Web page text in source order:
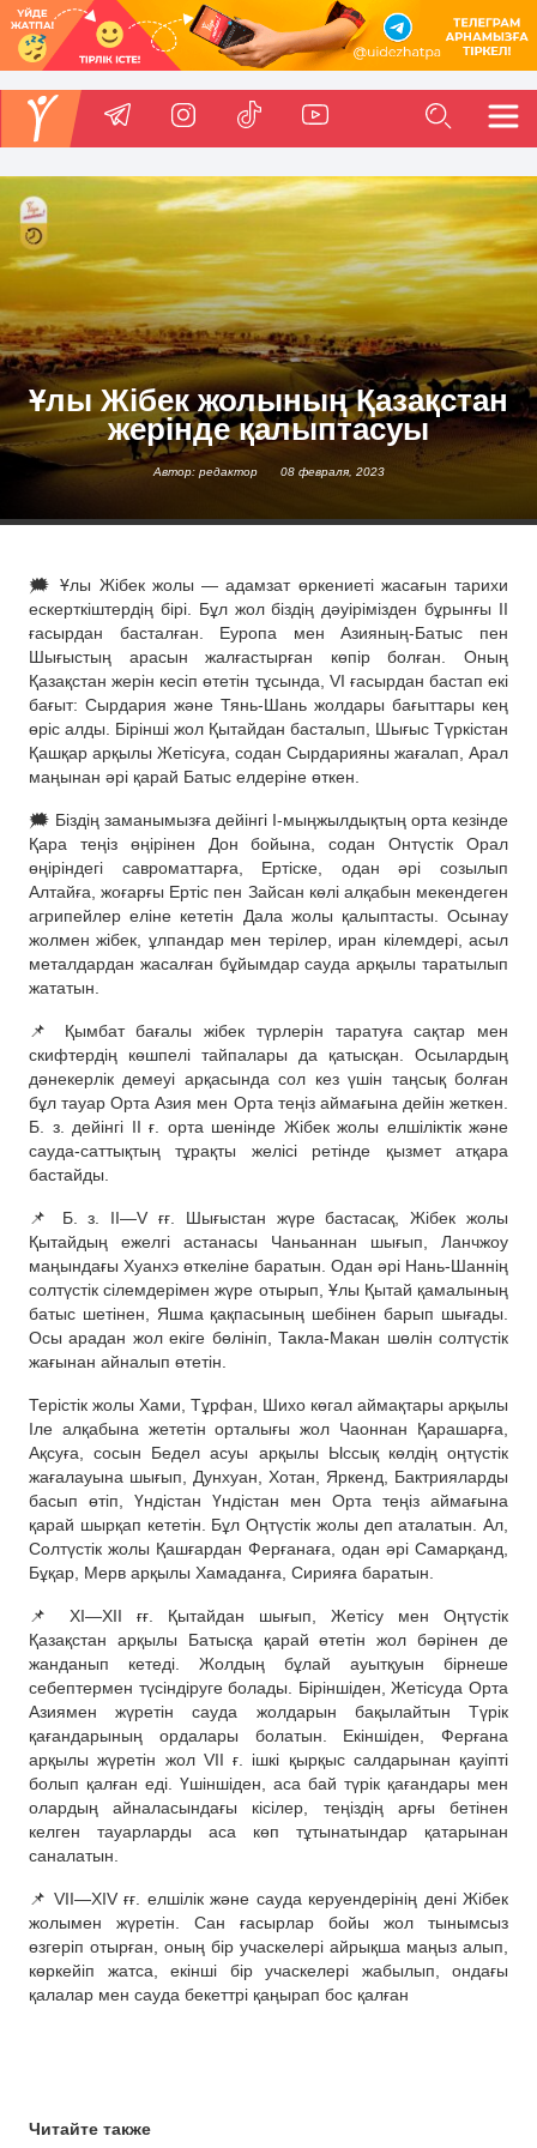
Ұлы Жібек жолының Қазақстан
жерінде қалыптасуы
Автор: редактор 08 февраля, 2023
🗯 Ұлы Жібек жолы — адамзат өркениеті жасағын тарихи
ескерткіштердің бірі. Бұл жол біздің дәуірімізден бұрынғы II
ғасырдан басталған. Еуропа мен Азияның-Батыс пен
Шығыстың арасын жалғастырған көпір болған. Оның
Қазақстан жерін кесіп өтетін тұсында, VI ғасырдан бастап екі
бағыт: Сырдария және Тянь-Шань жолдары бағыттары кең
өріс алды. Бірінші жол Қытайдан басталып, Шығыс Түркістан
Қашқар арқылы Жетісуға, содан Сырдарияны жағалап, Арал
маңынан әрі қарай Батыс елдеріне өткен.
🗯 Біздің заманымызға дейінгі І-мыңжылдықтың орта кезінде
Қара теңіз өңірінен Дон бойына, содан Онтүстік Орал
өңіріндегі савроматтарға, Ертіске, одан әрі созылып
Алтайға, жоғарғы Ертіс пен Зайсан көлі алқабын мекендеген
агрипейлер еліне кететін Дала жолы қалыптасты. Осынау
жолмен жібек, ұлпандар мен терілер, иран кілемдері, асыл
металдардан жасалған бұйымдар сауда арқылы таратылып
жататын.
📌 Қымбат бағалы жібек түрлерін таратуға сақтар мен
скифтердің көшпелі тайпалары да қатысқан. Осылардың
дәнекерлік демеуі арқасында сол кез үшін таңсық болған
бұл тауар Орта Азия мен Орта теңіз аймағына дейін жеткен.
Б. з. дейінгі II ғ. орта шенінде Жібек жолы елшіліктік және
сауда-саттықтың тұрақты желісі ретінде қызмет атқара
бастайды.
📌 Б. з. II—V ғғ. Шығыстан жүре бастасақ, Жібек жолы
Қытайдың ежелгі астанасы Чаньаннан шығып, Ланчжоу
маңындағы Хуанхэ өткеліне баратын. Одан әрі Нань-Шаннің
солтүстік сілемдерімен жүре отырып, Ұлы Қытай қамалының
батыс шетінен, Яшма қақпасының шебінен барып шығады.
Осы арадан жол екіге бөлініп, Такла-Макан шөлін солтүстік
жағынан айналып өтетін.
Терістік жолы Хами, Тұрфан, Шихо көгал аймақтары арқылы
Іле алқабына жететін орталығы жол Чаоннан Қарашарға,
Ақсуға, сосын Бедел асуы арқылы Ыссық көлдің оңтүстік
жағалауына шығып, Дунхуан, Хотан, Яркенд, Бактрияларды
басып өтіп, Үндістан Үндістан мен Орта теңіз аймағына
қарай шырқап кететін. Бұл Оңтүстік жолы деп аталатын. Ал,
Солтүстік жолы Қашғардан Ферғанаға, одан әрі Самарқанд,
Бұқар, Мерв арқылы Хамаданға, Сирияға баратын.
📌 XI—ХІІ ғғ. Қытайдан шығып, Жетісу мен Оңтүстік
Қазақстан арқылы Батысқа қарай өтетін жол бәрінен де
жанданып кетеді. Жолдың бұлай ауытқуын бірнеше
себептермен түсіндіруге болады. Біріншіден, Жетісуда Орта
Азиямен жүретін сауда жолдарын бақылайтын Түрік
қағандарының ордалары болатын. Екіншіден, Ферғана
арқылы жүретін жол VII ғ. ішкі қырқыс салдарынан қауіпті
болып қалған еді. Үшіншіден, аса бай түрік қағандары мен
олардың айналасындағы кісілер, теңіздің арғы бетінен
келген тауарларды аса көп тұтынатындар қатарынан
саналатын.
📌 VII—XIV ғғ. елшілік және сауда керуендерінің дені Жібек
жолымен жүретін. Сан ғасырлар бойы жол тынымсыз
өзгеріп отырған, оның бір учаскелері айрықша маңыз алып,
көркейіп жатса, екінші бір учаскелері жабылып, ондағы
қалалар мен сауда бекеттрі қаңырап бос қалған
Читайте также